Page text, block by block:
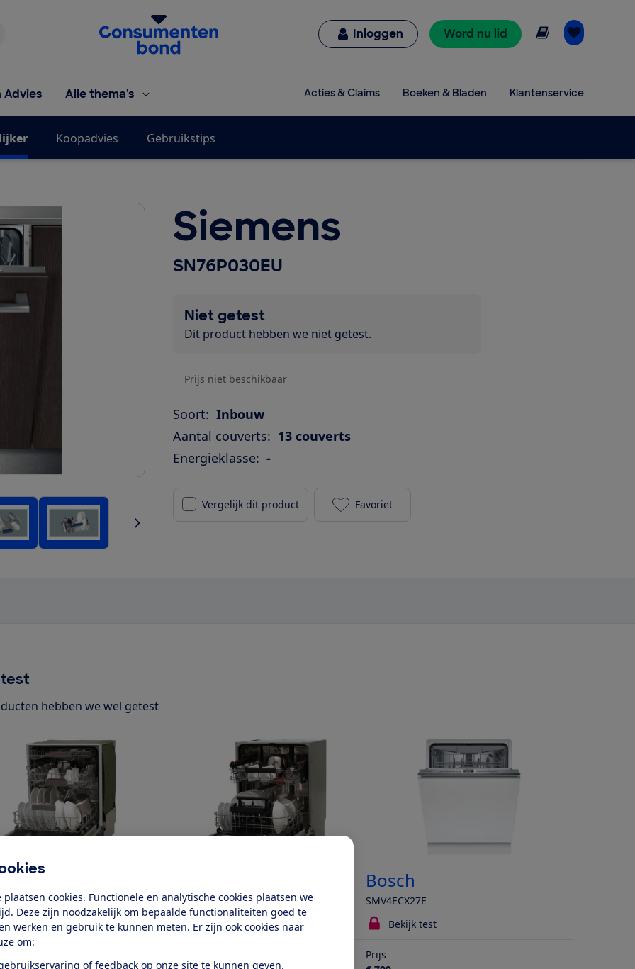
plaatsen cookies. Functionele en analytische cookies plaatsen we
Deze zijn noodzakelijk om bepaalde functionaliteiten goed te
werken en gebruik te kunnen meten. Er zijn ook cookies naar
om:
of feedback op onze site te kunnen geven.
Homepage van de Consumentenbond
Inloggen Word nu lid Online lezen
Advies Alle thema's Acties & Claims Boeken & Bladen Klantenservice
Koopadvies Gebruikstips
Siemens
SN76P030EU
Niet getest
Dit product hebben we niet getest.
Prijs niet beschikbaar
Soort: Inbouw
Aantal couverts: 13 couverts
Energieklasse: -
Vergelijk dit product Siemens SN76P030EU toevoegen aan je favorieten
Favoriet
hebben we wel getest
FSE76607P
Bosch
SMV4ECX27E
test
Bekijk test Bekijk test
Prijs